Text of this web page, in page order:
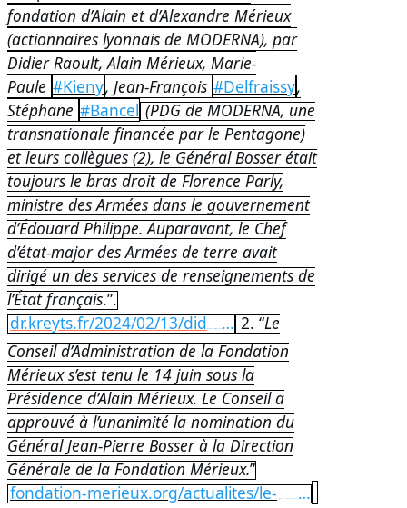
fondation d’Alain et d’Alexandre Mérieux
(actionnaires lyonnais de MODERNA), par
Didier Raoult, Alain Mérieux, Marie-
Paule #Kieny, Jean-François #Delfraissy,
Stéphane #Bancel (PDG de MODERNA, une
transnationale financée par le Pentagone)
et leurs collègues (2), le Général Bosser était
toujours le bras droit de Florence Parly,
ministre des Armées dans le gouvernement
d’Édouard Philippe. Auparavant, le Chef
d’état-major des Armées de terre avait
dirigé un des services de renseignements de
l’État français.”.
dr.kreyts.fr/2024/02/13/did … 2. “Le
Conseil d’Administration de la Fondation
Mérieux s’est tenu le 14 juin sous la
Présidence d’Alain Mérieux. Le Conseil a
approuvé à l’unanimité la nomination du
Général Jean-Pierre Bosser à la Direction
Générale de la Fondation Mérieux.”
fondation-merieux.org/actualites/le-
…